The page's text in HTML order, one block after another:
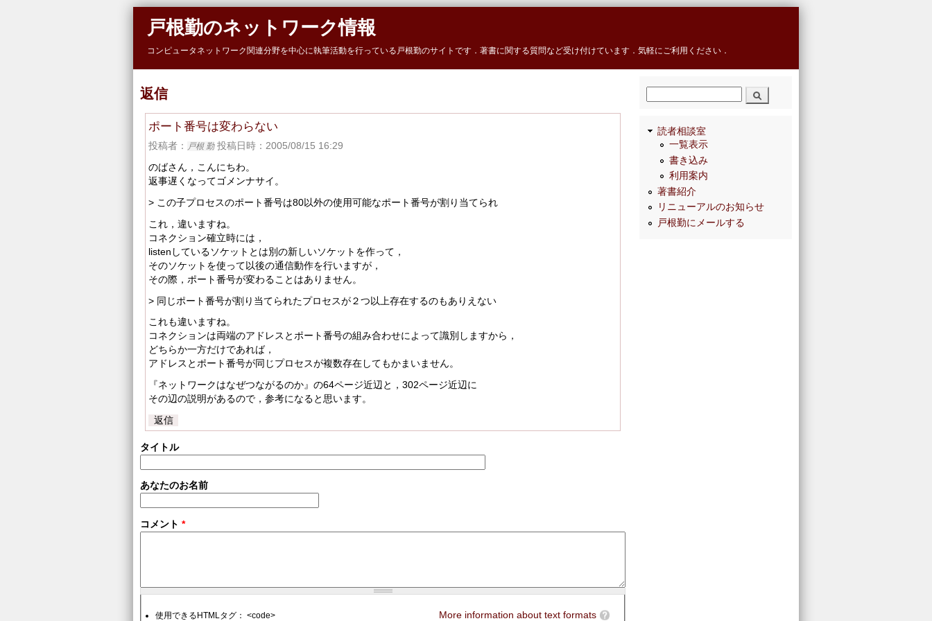
戸根勤のネットワーク情報
コンピュータネットワーク関連分野を中心に執筆活動を行っている戸根勤のサイトです．著書に関する質問など受け付けています．気軽にご利用ください．
返信
ポート番号は変わらない
投稿者： 戸根 勤投稿日時：2005/08/15 16:29
のばさん，こんにちわ。
返事遅くなってゴメンナサイ。
> この子プロセスのポート番号は80以外の使用可能なポート番号が割り当てられ
これ，違いますね。
コネクション確立時には，
listenしているソケットとは別の新しいソケットを作って，
そのソケットを使って以後の通信動作を行いますが，
その際，ポート番号が変わることはありません。
> 同じポート番号が割り当てられたプロセスが２つ以上存在するのもありえない
これも違いますね。
コネクションは両端のアドレスとポート番号の組み合わせによって識別しますから，
どちらか一方だけであれば，
アドレスとポート番号が同じプロセスが複数存在してもかまいません。
『ネットワークはなぜつながるのか』の64ページ近辺と，302ページ近辺に
その辺の説明があるので，参考になると思います。
返信
タイトル
あなたのお名前
コメント *
More information about text formats
使用できるHTMLタグ： <code>
検索
読者相談室
一覧表示
書き込み
利用案内
著書紹介
リニューアルのお知らせ
戸根勤にメールする